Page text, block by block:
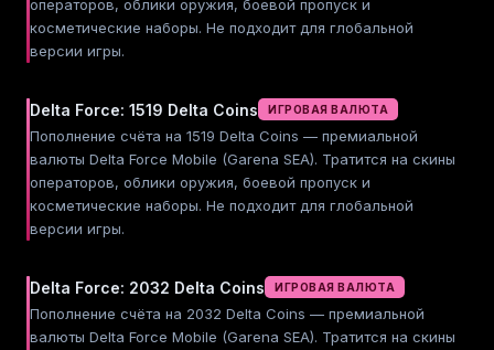
операторов, облики оружия, боевой пропуск и
косметические наборы. Не подходит для глобальной
версии игры.
Delta Force: 1519 Delta Coins ИГРОВАЯ ВАЛЮТА
Пополнение счёта на 1519 Delta Coins — премиальной
валюты Delta Force Mobile (Garena SEA). Тратится на скины
операторов, облики оружия, боевой пропуск и
косметические наборы. Не подходит для глобальной
версии игры.
Delta Force: 2032 Delta Coins ИГРОВАЯ ВАЛЮТА
Пополнение счёта на 2032 Delta Coins — премиальной
валюты Delta Force Mobile (Garena SEA). Тратится на скины